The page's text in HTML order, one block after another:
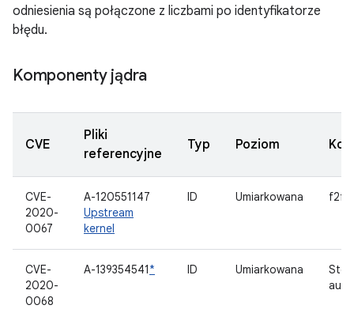
odniesienia są połączone z liczbami po identyfikatorze
błędu.
Komponenty jądra
CVE
Pliki
referencyjne
Typ Poziom
CVE-
2020-
0067
A-120551147
Upstream
kernel
ID Umiarkowana f2fs
CVE-
2020-
0068
A-139354541* ID Umiarkowana